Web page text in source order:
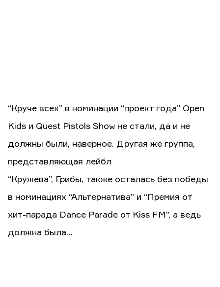
“Круче всех” в номинации “проект года” Open
Kids и Quest Pistols Show не стали, да и не
должны были, наверное. Другая же группа,
представляющая лейбл
“Кружева”, Грибы, также осталась без победы
в номинациях “Альтернатива” и “Премия от
хит-парада Dance Parade от Kiss FM”, а ведь
должна была…